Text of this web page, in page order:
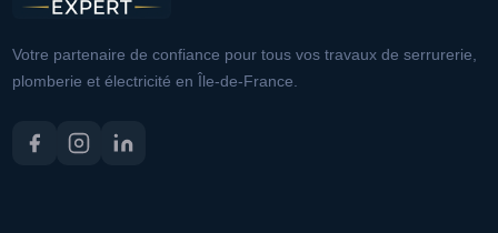
Votre partenaire de confiance pour tous vos travaux de serrurerie,
plomberie et électricité en Île-de-France.